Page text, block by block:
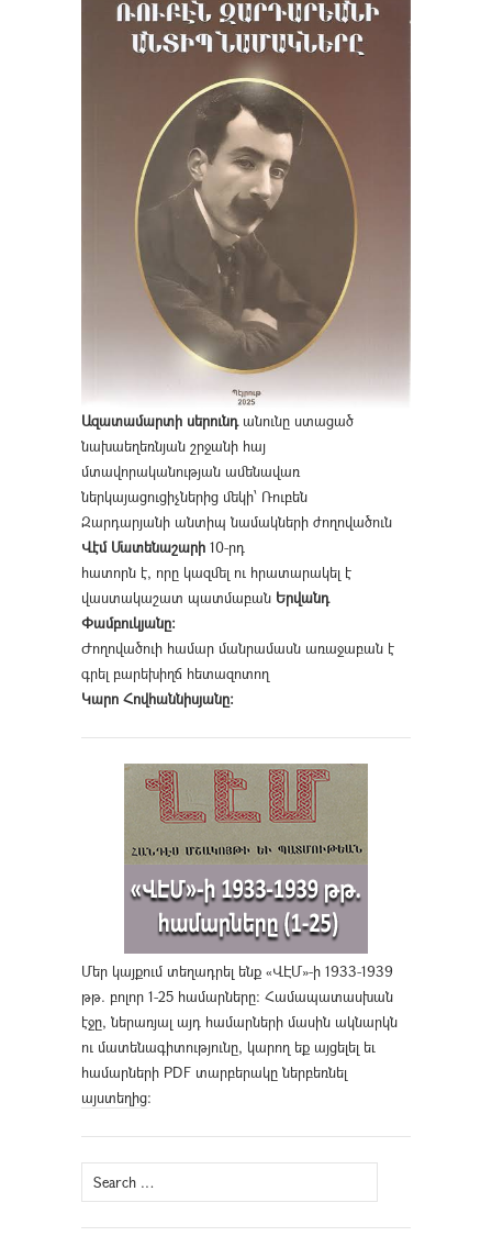
Ազատամարտի սերունդանունը ստացած
նախաեղեռնյան շրջանի հայ
մտավորականության ամենավառ
ներկայացուցիչներից մեկի՝ Ռուբեն
Զարդարյանի անտիպ նամակների ժողովածուն
Վէմ Մատենաշարի 10-րդ
հատորն է, որը կազմել ու հրատարակել է
վաստակաշատ պատմաբան Երվանդ
Փամբուկյանը։
Ժողովածուի համար մանրամասն առաջաբան է
գրել բարեխիղճ հետազոտող
Կարո Հովհաննիսյանը։
Մեր կայքում տեղադրել ենք «ՎԷՄ»-ի 1933-1939
թթ. բոլոր 1-25 համարները։ Համապատասխան
էջը, ներառյալ այդ համարների մասին ակնարկն
ու մատենագիտությունը, կարող եք այցելել եւ
համարների PDF տարբերակը ներբեռնել
այստեղից։
Search
for: